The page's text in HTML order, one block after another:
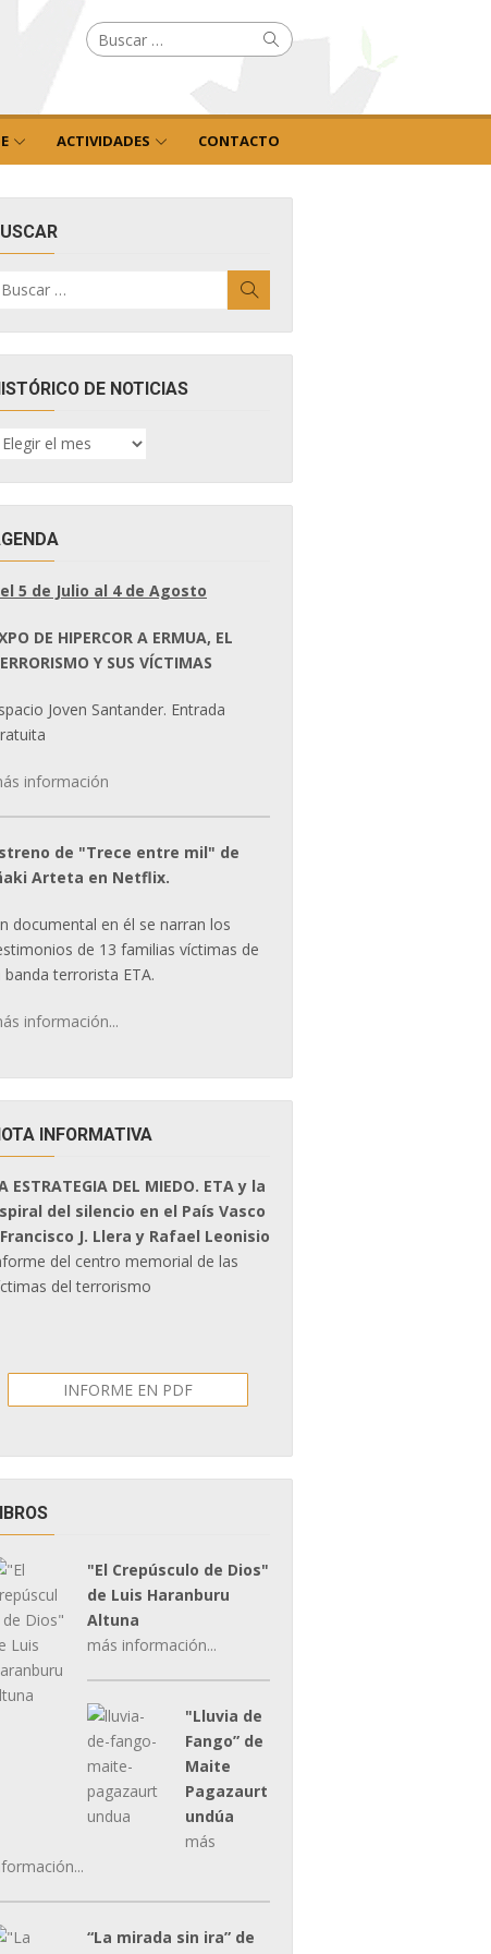
Buscar
por: Buscar
ACTIVIDADES CONTACTO
por:
DE NOTICIAS
HISTÓRICO
DE
5 de Julio al 4 de Agosto
DE HIPERCOR A ERMUA, EL
Y SUS VÍCTIMAS
Joven Santander. Entrada
información
de "Trece entre mil" de
Arteta en Netflix.
documental en él se narran los
de 13 familias víctimas de
banda terrorista ETA.
información...
INFORMATIVA
ESTRATEGIA DEL MIEDO. ETA y la
del silencio en el País Vasco
J. Llera y Rafael Leonisio
del centro memorial de las
del terrorismo
INFORME EN PDF
"El Crepúsculo de Dios"
de Luis Haranburu
Altuna
más información...
"Lluvia de
Fango” de
Maite
Pagazaurt
undúa
más
“La mirada sin ira” de